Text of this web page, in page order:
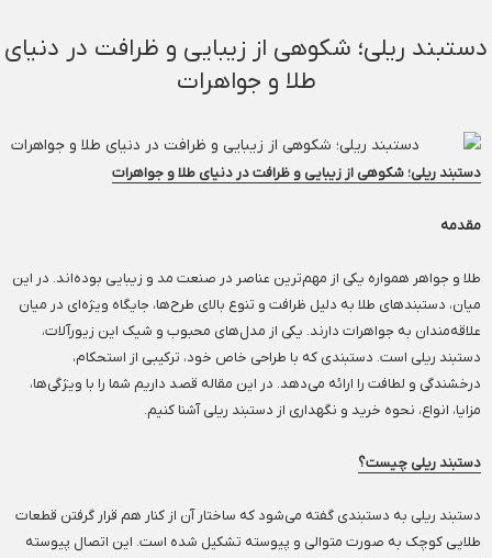
دستبند ریلی؛ شکوهی از زیبایی و ظرافت در دنیای
طلا و جواهرات
دستبند ریلی؛ شکوهی از زیبایی و ظرافت در دنیای طلا و جواهرات
مقدمه
طلا و جواهر همواره یکی از مهم‌ترین عناصر در صنعت مد و زیبایی بوده‌اند. در این
میان، دستبندهای طلا به دلیل ظرافت و تنوع بالای طرح‌ها، جایگاه ویژه‌ای در میان
علاقه‌مندان به جواهرات دارند. یکی از مدل‌های محبوب و شیک این زیورآلات،
دستبند ریلی است. دستبندی که با طراحی خاص خود، ترکیبی از استحکام،
درخشندگی و لطافت را ارائه می‌دهد. در این مقاله قصد داریم شما را با ویژگی‌ها،
مزایا، انواع، نحوه خرید و نگهداری از دستبند ریلی آشنا کنیم.
دستبند ریلی چیست؟
دستبند ریلی به دستبندی گفته می‌شود که ساختار آن از کنار هم قرار گرفتن قطعات
طلایی کوچک به صورت متوالی و پیوسته تشکیل شده است. این اتصال پیوسته